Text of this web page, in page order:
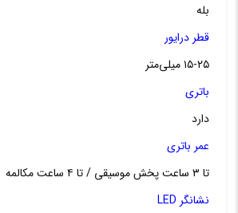
بله
قطر درایور
۱۵-۲۵ میلی‌متر
باتری
دارد
عمر باتری
تا ۳ ساعت پخش موسیقی / تا ۴ ساعت مکالمه
نشانگر LED